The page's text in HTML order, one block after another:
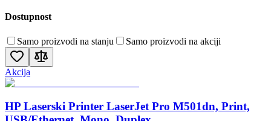
Dostupnost
Samo proizvodi na stanju Samo proizvodi na akciji
Akcija
HP Laserski Printer LaserJet Pro M501dn, Print,